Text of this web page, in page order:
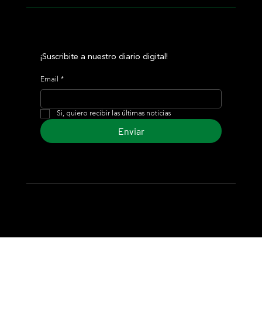
¡Suscribite a nuestro diario digital!
Email *
Si, quiero recibir las últimas noticias
Enviar